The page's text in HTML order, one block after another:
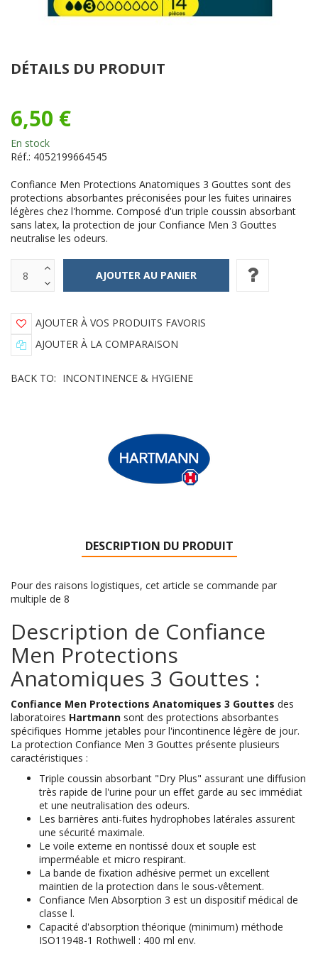
DÉTAILS DU PRODUIT
6,50 €
En stock
Réf.: 4052199664545
Confiance Men Protections Anatomiques 3 Gouttes sont des
protections absorbantes préconisées pour les fuites urinaires
légères chez l'homme. Composé d'un triple coussin absorbant
sans latex, la protection de jour Confiance Men 3 Gouttes
neutralise les odeurs.
AJOUTER À VOS PRODUITS FAVORIS
AJOUTER À LA COMPARAISON
BACK TO: INCONTINENCE & HYGIENE
DESCRIPTION DU PRODUIT
Pour des raisons logistiques, cet article se commande par
multiple de 8
Description de Confiance
Men Protections
Anatomiques 3 Gouttes :
Confiance Men Protections Anatomiques 3 Gouttes des
laboratoires Hartmann sont des protections absorbantes
spécifiques Homme jetables pour l'incontinence légère de jour.
La protection Confiance Men 3 Gouttes présente plusieurs
caractéristiques :
Triple coussin absorbant "Dry Plus" assurant une diffusion
très rapide de l'urine pour un effet garde au sec immédiat
et une neutralisation des odeurs.
Les barrières anti-fuites hydrophobes latérales assurent
une sécurité maximale.
Le voile externe en nontissé doux et souple est
imperméable et micro respirant.
La bande de fixation adhésive permet un excellent
maintien de la protection dans le sous-vêtement.
Confiance Men Absorption 3 est un dispositif médical de
classe l.
Capacité d'absorption théorique (minimum) méthode
ISO11948-1 Rothwell : 400 ml env.